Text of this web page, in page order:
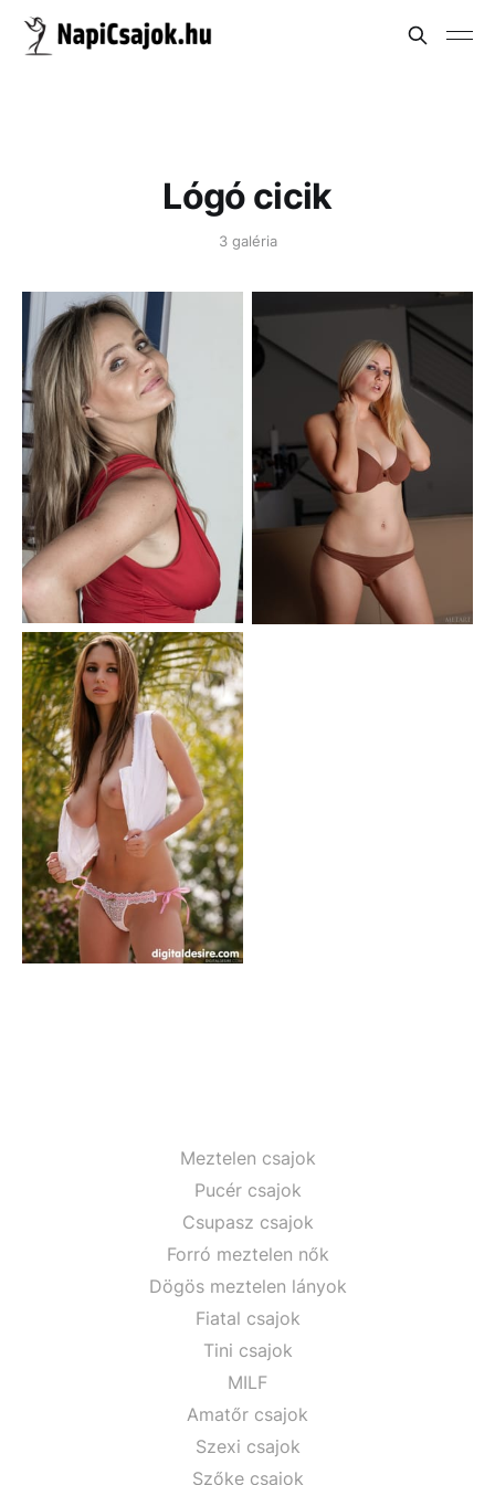
Lógó cicik
3 galéria
Meztelen csajok
Pucér csajok
Csupasz csajok
Forró meztelen nők
Dögös meztelen lányok
Fiatal csajok
Tini csajok
MILF
Amatőr csajok
Szexi csajok
Szőke csajok